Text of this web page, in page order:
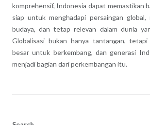
komprehensif, Indonesia dapat memastikan
siap untuk menghadapi persaingan global,
budaya, dan tetap relevan dalam dunia
Globalisasi bukan hanya tantangan,
besar untuk berkembang, dan generasi
menjadi bagian dari perkembangan itu.